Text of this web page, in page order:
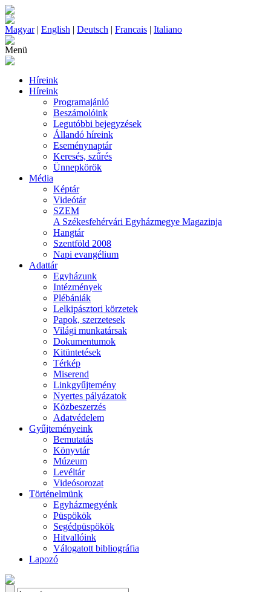
Magyar| English | Deutsch | Francais | Italiano
Menü
Híreink
Híreink
Programajánló
Beszámolóink
Legutóbbi bejegyzések
Állandó híreink
Eseménynaptár
Keresés, szűrés
Ünnepkörök
Média
Képtár
Videótár
SZEM
A Székesfehérvári Egyházmegye Magazinja
Hangtár
Szentföld 2008
Napi evangélium
Adattár
Egyházunk
Intézmények
Plébániák
Lelkipásztori körzetek
Papok, szerzetesek
Világi munkatársak
Dokumentumok
Kitüntetések
Térkép
Miserend
Linkgyűjtemény
Nyertes pályázatok
Közbeszerzés
Adatvédelem
Gyűjteményeink
Bemutatás
Könyvtár
Múzeum
Levéltár
Videósorozat
Történelmünk
Egyházmegyénk
Püspökök
Segédpüspökök
Hitvallóink
Válogatott bibliográfia
Lapozó